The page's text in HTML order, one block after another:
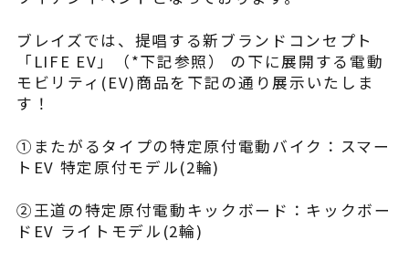
ブレイズでは、提唱する新ブランドコンセプト
「LIFE EV」（*下記参照） の下に展開する電動
モビリティ(EV)商品を下記の通り展示いたしま
す！
①またがるタイプの特定原付電動バイク：スマー
トEV 特定原付モデル(2輪)
②王道の特定原付電動キックボード：キックボー
ドEV ライトモデル(2輪)